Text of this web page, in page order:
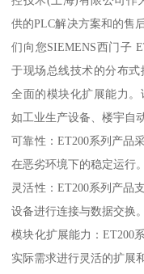
供的PLC解决方案和的售
们向您SIEMENS西门子
于现场总线技术的分布
全面的模块化扩展能力。
如工业生产设备、楼宇自
可靠性：ET200系列产品
在恶劣环境下的稳定运行。
灵活性：ET200系列产品
设备进行连接与数据交换。
模块化扩展能力：ET200
实际需求进行灵活的扩展